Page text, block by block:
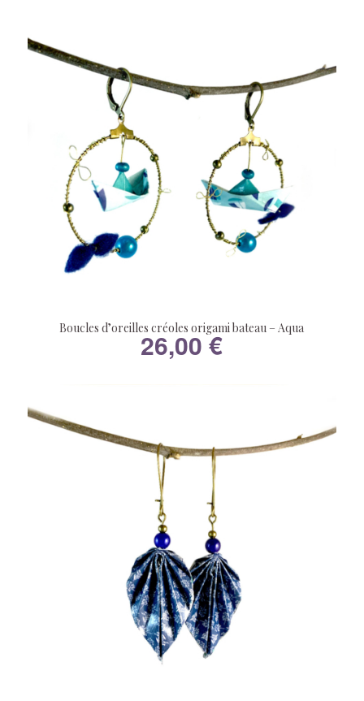
Boucles d’oreilles créoles origami bateau – Aqua
26,00€